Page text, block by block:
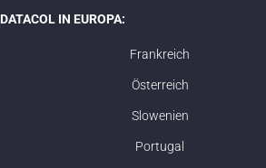
DATACOL IN EUROPA:
Frankreich
Österreich
Slowenien
Portugal